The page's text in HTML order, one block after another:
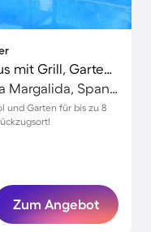
Voll ausgestattetes Ferienhaus mit Grill, Garten und Terrasse | Haustiere erlaubt
Son Serra de Marina, Santa Margalida, Spanien
und Garten für bis zu 8
Zum Angebot